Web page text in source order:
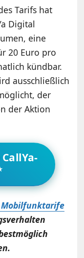
Tarifs hat
Digital
eine
20 Euro pro
kündbar.
ausschließlich
der
der Aktion